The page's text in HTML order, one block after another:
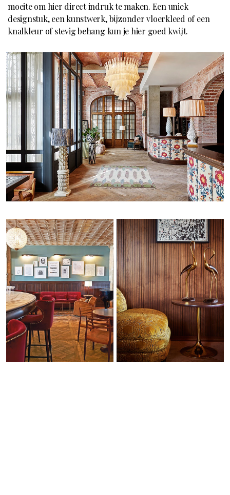
moeite om hier direct indruk te maken. Een uniek
designstuk, een kunstwerk, bijzonder vloerkleed of een
knalkleur of stevig behang kun je hier goed kwijt.